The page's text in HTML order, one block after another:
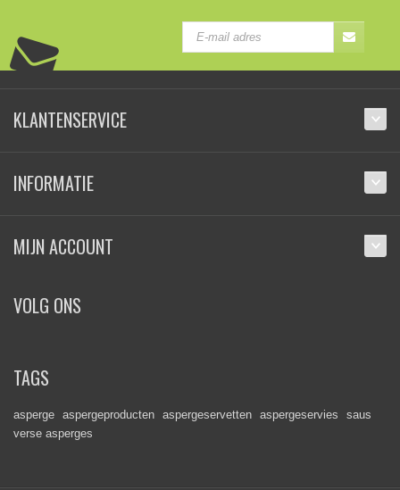
KLANTENSERVICE
INFORMATIE
MIJN ACCOUNT
VOLG ONS
TAGS
asperge aspergeproducten aspergeservetten aspergeservies
saus
verse asperges